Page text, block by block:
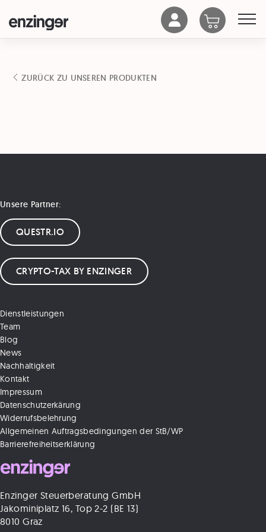
ZURÜCK ZU UNSEREN PRODUKTEN
Enzinger Steuerberatung GmbH
Jakominiplatz 16, Top 2-2 (BE 13)
8010 Graz
Dienstleistungen
Team
Blog
News
Nachhaltigkeit
Kontakt
Impressum
Datenschutzerkärung
Widerrufsbelehrung
Allgemeinen Auftragsbedingungen der StB/WP
Barrierefreiheitserklärung
Unsere Partner:
QUESTR.IO
CRYPTO-TAX BY ENZINGER